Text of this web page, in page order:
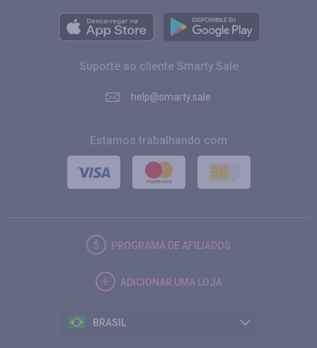
Suporte ao cliente Smarty.Sale
help@smarty.sale
Estamos trabalhando com
PROGRAMA DE AFILIADOS
ADICIONAR UMA LOJA
BRASIL